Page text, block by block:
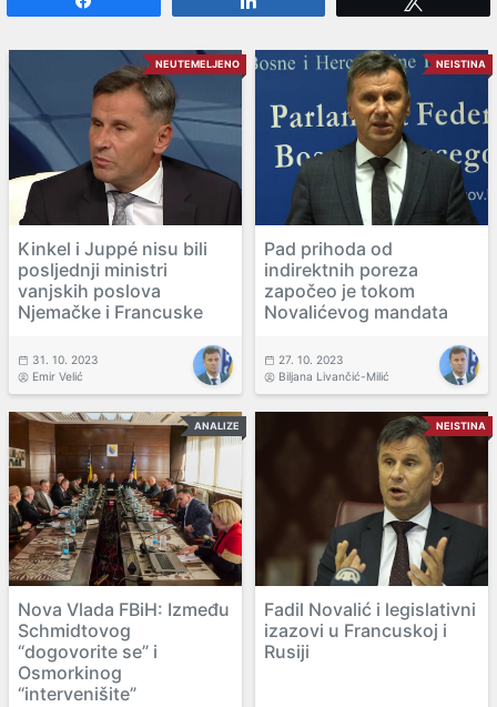
NEUTEMELJENO
Kinkel i Juppé nisu bili
posljednji ministri
vanjskih poslova
Njemačke i Francuske
31. 10. 2023
Emir Velić
NEISTINA
Pad prihoda od
indirektnih poreza
započeo je tokom
Novalićevog mandata
27. 10. 2023
Biljana Livančić-Milić
ANALIZE
Nova Vlada FBiH: Između
Schmidtovog
“dogovorite se” i
Osmorkinog
“intervenišite”
NEISTINA
Fadil Novalić i legislativni
izazovi u Francuskoj i
Rusiji